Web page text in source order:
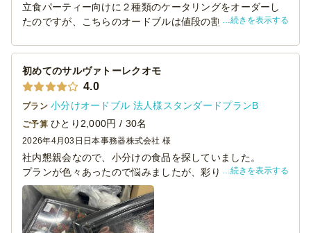
立食パーティー向けに２種類のケータリングをオーダーし
たのですが、こちらのオードブルは値段の割にボリューム
かというと若い方や女性に好評だったと思います。また、
個人の好みのでもありあますが、配膳トレーが黒色で落ち
着いた雰囲気だったのも良かったです。
続きを表示する
初めてのサルヴァトーレクオモ
4.0
プラン 小分けオードブル 法人様スタンダードプランB
ご予算 ひとり2,000円 / 30名
2026年4月03日 日本事務器株式会社 様
社内懇親会なので、小分けの食品を探していました。
プランが色々あったので悩みましたが、彩り豊かで味もよ
かったです。
小分けだと取りやすく自分で量を確認できるので食べやす
かったです。
続きを表示する